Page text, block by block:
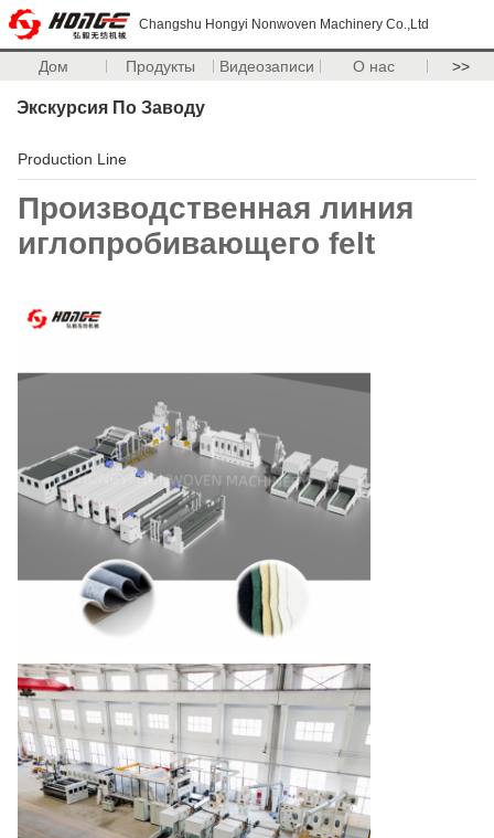
Changshu Hongyi Nonwoven Machinery Co.,Ltd
Дом Продукты Видеозаписи О нас >>
Экскурсия По Заводу
Production Line
Производственная линия
иглопробивающего felt